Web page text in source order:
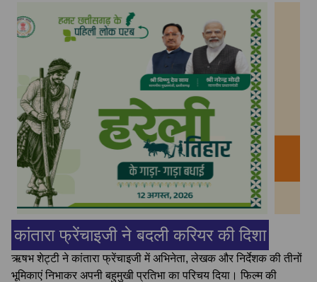
कांतारा फ्रेंचाइजी ने बदली करियर की दिशा
ऋषभ शेट्टी ने कांतारा फ्रेंचाइजी में अभिनेता, लेखक और निर्देशक की तीनों
भूमिकाएं निभाकर अपनी बहुमुखी प्रतिभा का परिचय दिया। फिल्म की